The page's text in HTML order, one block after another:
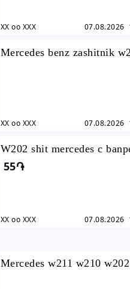
XX oo XXX 07.08.2026
Mercedes benz zashitnik
XX oo XXX 07.08.2026
W202 shit mercedes c
c240 c280 shit
55֏
XX oo XXX 07.08.2026
Mercedes w211 w210